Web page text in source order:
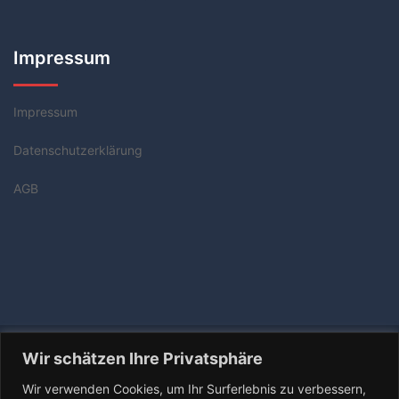
Wir schätzen Ihre Privatsphäre
Wir verwenden Cookies, um Ihr Surferlebnis zu verbessern,
Impressum
Impressum
Datenschutzerklärung
AGB
© 2026 Tischtennis Coach Rolf Gebhardt. Stolz